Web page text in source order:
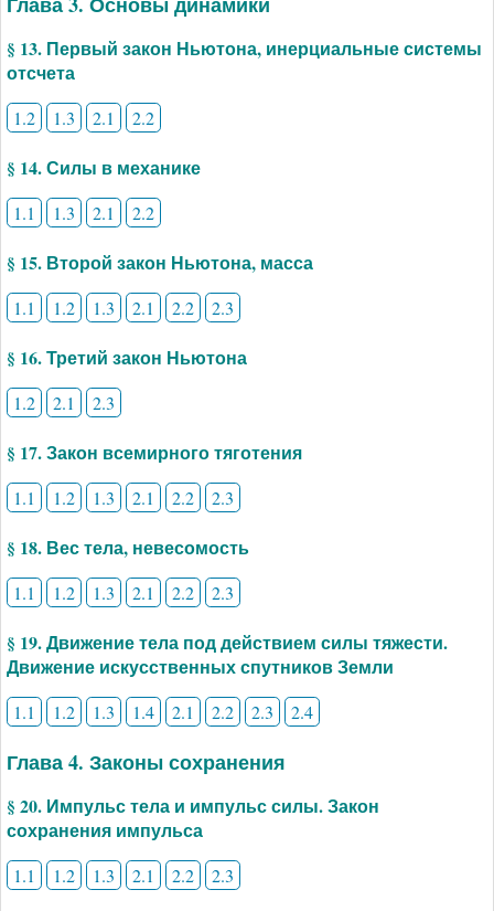
§ 13. Первый закон Ньютона, инерциальные системы
отсчета
1.2 1.3 2.1 2.2
§ 14. Силы в механике
1.1 1.3 2.1 2.2
§ 15. Второй закон Ньютона, масса
1.1 1.2 1.3 2.1 2.2 2.3
§ 16. Третий закон Ньютона
1.2 2.1 2.3
§ 17. Закон всемирного тяготения
1.1 1.2 1.3 2.1 2.2 2.3
§ 18. Вес тела, невесомость
1.1 1.2 1.3 2.1 2.2 2.3
§ 19. Движение тела под действием силы тяжести.
Движение искусственных спутников Земли
1.1 1.2 1.3 1.4 2.1 2.2 2.3 2.4
Глава 4. Законы сохранения
§ 20. Импульс тела и импульс силы. Закон
сохранения импульса
1.1 1.2 1.3 2.1 2.2 2.3